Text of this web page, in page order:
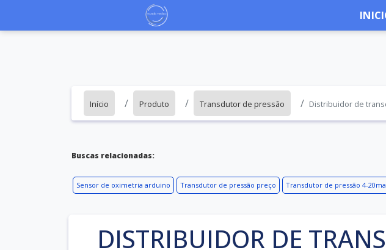
Início Produto Transdutor de pressão Distribuidor de
Buscas relacionadas:
Sensor de oximetria arduino Transdutor de pressão preço Transdutor de pressão 4-20ma
DISTRIBUIDOR DE